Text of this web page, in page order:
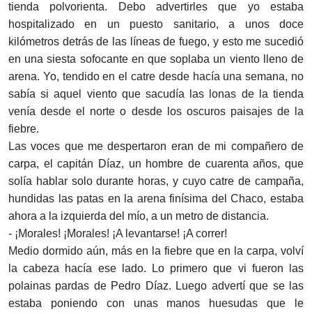
tienda polvorienta. Debo advertirles que yo estaba
hospitalizado en un puesto sanitario, a unos doce
kilómetros detrás de las líneas de fuego, y esto me sucedió
en una siesta sofocante en que soplaba un viento lleno de
arena. Yo, tendido en el catre desde hacía una semana, no
sabía si aquel viento que sacudía las lonas de la tienda
venía desde el norte o desde los oscuros paisajes de la
fiebre.
Las voces que me despertaron eran de mi compañero de
carpa, el capitán Díaz, un hombre de cuarenta años, que
solía hablar solo durante horas, y cuyo catre de campaña,
hundidas las patas en la arena finísima del Chaco, estaba
ahora a la izquierda del mío, a un metro de distancia.
- ¡Morales! ¡Morales! ¡A levantarse! ¡A correr!
Medio dormido aún, más en la fiebre que en la carpa, volví
la cabeza hacía ese lado. Lo primero que vi fueron las
polainas pardas de Pedro Díaz. Luego advertí que se las
estaba poniendo con unas manos huesudas que le